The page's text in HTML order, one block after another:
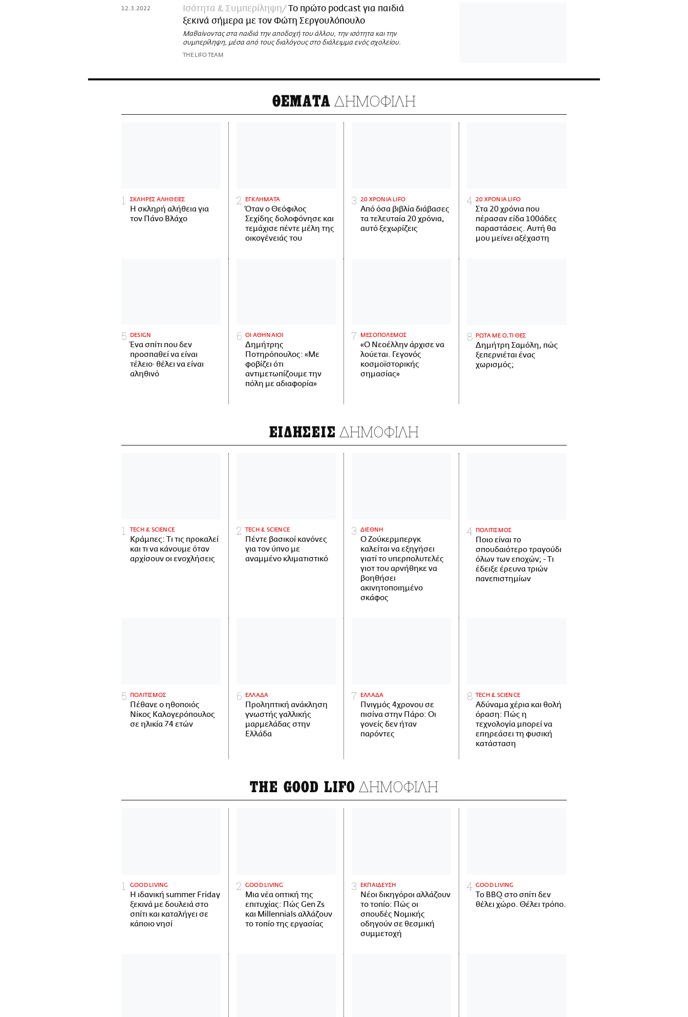
12.3.2022 Ισότητα & Συμπερίληψη
Το πρώτο podcast για παιδιά
ξεκινά σήμερα με τον Φώτη Σεργουλόπουλο
Μαθαίνοντας στα παιδιά την αποδοχή του άλλου, την ισότητα και την
συμπερίληψη, μέσα από τους διαλόγους στο διάλειμμα ενός σχολείου.
THE LIFO TEAM
ΘΕΜΑΤΑ ΔΗΜΟΦΙΛΗ
ΣΚΛΗΡΕΣ ΑΛΗΘΕΙΕΣ
H σκληρή αλήθεια για
τον Πάνο Βλάχο
ΕΓΚΛΗΜΑΤΑ
Όταν ο Θεόφιλος
Σεχίδης δολοφόνησε και
τεμάχισε πέντε μέλη της
οικογένειάς του
20 ΧΡΟΝΙΑ LIFO
Από όσα βιβλία διάβασες
τα τελευταία 20 χρόνια,
αυτό ξεχωρίζεις
20 ΧΡΟΝΙΑ LIFO
Στα 20 χρόνια που
πέρασαν είδα 100άδες
παραστάσεις. Αυτή θα
μου μείνει αξέχαστη
DESIGN
Ένα σπίτι που δεν
προσπαθεί να είναι
τέλειο· θέλει να είναι
αληθινό
ΟΙ ΑΘΗΝΑΙΟΙ
Δημήτρης
Ποτηρόπουλος: «Με
φοβίζει ότι
αντιμετωπίζουμε την
πόλη με αδιαφορία»
ΜΕΣΟΠΟΛΕΜΟΣ
«Ο Νεοέλλην άρχισε να
λούεται. Γεγονός
κοσμοϊστορικής
σημασίας»
ΡΩΤΑ ΜΕ Ο,ΤΙ ΘΕΣ
Δημήτρη Σαμόλη, πώς
ξεπερνιέται ένας
χωρισμός;
ΕΙΔΗΣΕΙΣ ΔΗΜΟΦΙΛΗ
ΤECH & SCIENCE
Κράμπες: Τι τις προκαλεί
και τι να κάνουμε όταν
αρχίσουν οι ενοχλήσεις
ΤECH & SCIENCE
Πέντε βασικοί κανόνες
για τον ύπνο με
αναμμένο κλιματιστικό
ΔΙΕΘΝΗ
Ο Ζούκερμπεργκ
καλείται να εξηγήσει
γιατί το υπερπολυτελές
γιοτ του αρνήθηκε να
βοηθήσει
ακινητοποιημένο
σκάφος
ΠΟΛΙΤΙΣΜΟΣ
Ποιο είναι το
σπουδαιότερο τραγούδι
όλων των εποχών; - Τι
έδειξε έρευνα τριών
πανεπιστημίων
ΠΟΛΙΤΙΣΜΟΣ
Πέθανε ο ηθοποιός
Νίκος Καλογερόπουλος
σε ηλικία 74 ετών
ΕΛΛΑΔΑ
Προληπτική ανάκληση
γνωστής γαλλικής
μαρμελάδας στην
Ελλάδα
ΕΛΛΑΔΑ
Πνιγμός 4χρονου σε
πισίνα στην Πάρο: Οι
γονείς δεν ήταν
παρόντες
ΤECH & SCIENCE
Αδύναμα χέρια και θολή
όραση: Πώς η
τεχνολογία μπορεί να
επηρεάσει τη φυσική
κατάσταση
THE GOOD LIFO ΔΗΜΟΦΙΛΗ
GOOD LIVING
Η ιδανική summer Friday
ξεκινά με δουλειά στο
σπίτι και καταλήγει σε
κάποιο νησί
GOOD LIVING
Μια νέα οπτική της
επιτυχίας: Πώς Gen Zs
και Millennials αλλάζουν
το τοπίο της εργασίας
ΕΚΠΑΙΔΕΥΣΗ
Νέοι δικηγόροι αλλάζουν
το τοπίο: Πώς οι
σπουδές Νομικής
οδηγούν σε θεσμική
συμμετοχή
GOOD LIVING
Το BBQ στο σπίτι δεν
θέλει χώρο. Θέλει τρόπο.